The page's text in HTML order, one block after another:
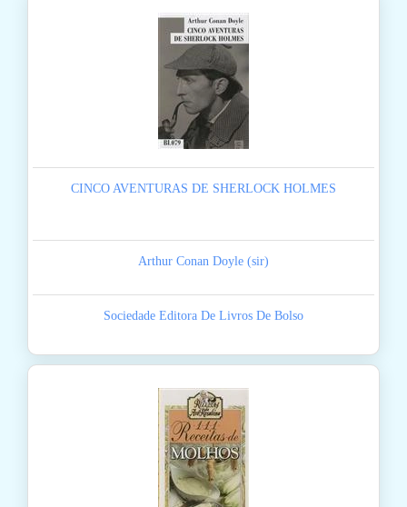
CINCO AVENTURAS DE SHERLOCK HOLMES
Arthur Conan Doyle (sir)
Sociedade Editora De Livros De Bolso